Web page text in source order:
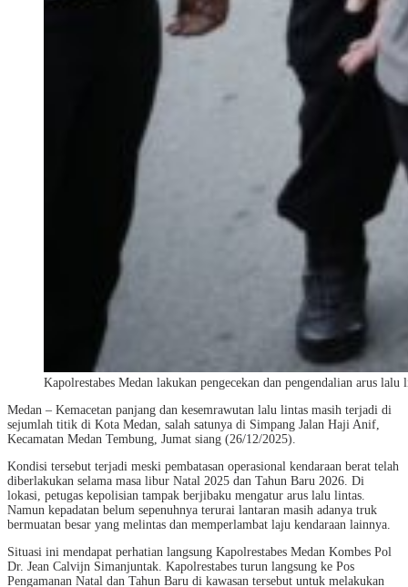
Kapolrestabes Medan lakukan pengecekan dan pengendalian arus lalu
Medan – Kemacetan panjang dan kesemrawutan lalu lintas masih terjadi di
sejumlah titik di Kota Medan, salah satunya di Simpang Jalan Haji Anif,
Kecamatan Medan Tembung, Jumat siang (26/12/2025).
Kondisi tersebut terjadi meski pembatasan operasional kendaraan berat telah
diberlakukan selama masa libur Natal 2025 dan Tahun Baru 2026. Di
lokasi, petugas kepolisian tampak berjibaku mengatur arus lalu lintas.
Namun kepadatan belum sepenuhnya terurai lantaran masih adanya truk
bermuatan besar yang melintas dan memperlambat laju kendaraan lainnya.
Situasi ini mendapat perhatian langsung Kapolrestabes Medan Kombes Pol
Dr. Jean Calvijn Simanjuntak. Kapolrestabes turun langsung ke Pos
Pengamanan Natal dan Tahun Baru di kawasan tersebut untuk melakukan